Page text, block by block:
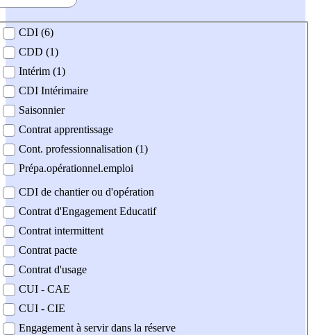
contrat
CDI (6)
CDD (1)
Intérim (1)
CDI Intérimaire
Saisonnier
Contrat apprentissage
Cont. professionnalisation (1)
Prépa.opérationnel.emploi
CDI de chantier ou d'opération
Contrat d'Engagement Educatif
Contrat intermittent
Contrat pacte
Contrat d'usage
CUI - CAE
CUI - CIE
Engagement à servir dans la réserve